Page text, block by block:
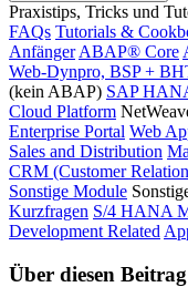
Praxistips, Tricks und
FAQs Tutorials &
Anfänger ABAP® Core
Web-Dynpro, BSP +
(kein ABAP) SAP
Cloud Platform
Enterprise Portal Web
Sales and Distribution
CRM (Customer
Sonstige Module
Kurzfragen S/4 HANA
Development Related
Über diesen Beitrag